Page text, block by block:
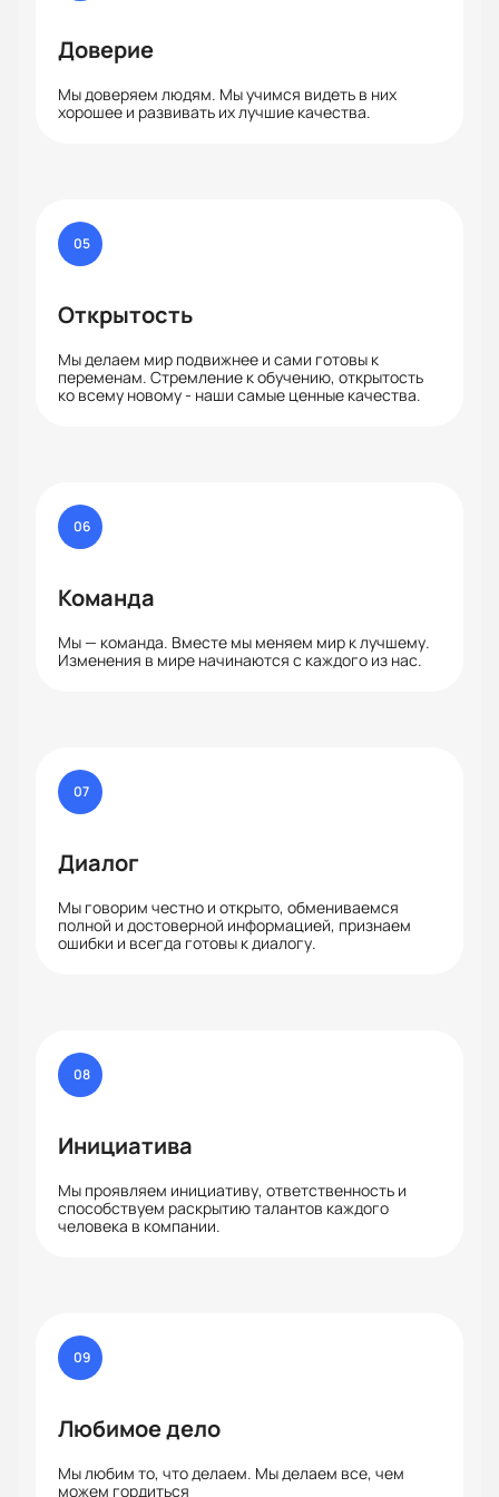
Доверие
Мы доверяем людям. Мы учимся видеть в них
хорошее и развивать их лучшие качества.
05
Открытость
Мы делаем мир подвижнее и сами готовы к
переменам. Стремление к обучению, открытость
ко всему новому - наши самые ценные качества.
06
Команда
Мы — команда. Вместе мы меняем мир к лучшему.
Изменения в мире начинаются с каждого из нас.
07
Диалог
Мы говорим честно и открыто, обмениваемся
полной и достоверной информацией, признаем
ошибки и всегда готовы к диалогу.
08
Инициатива
Мы проявляем инициативу, ответственность и
способствуем раскрытию талантов каждого
человека в компании.
09
Любимое дело
Мы любим то, что делаем. Мы делаем все, чем
можем гордиться